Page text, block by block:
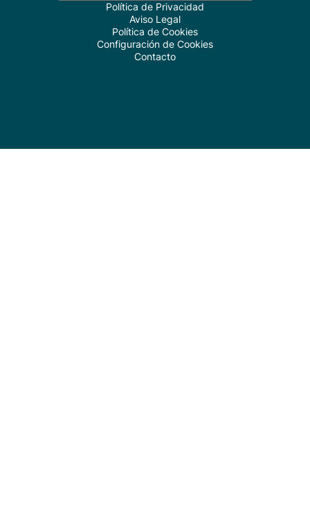
Política de Privacidad
Aviso Legal
Política de Cookies
Configuración de Cookies
Contacto